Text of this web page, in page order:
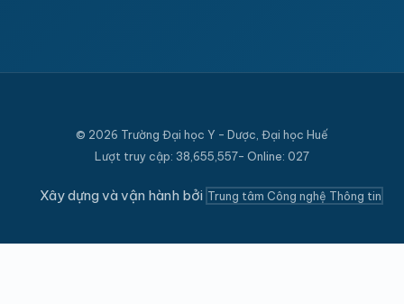
© 2026 Trường Đại học Y - Dược, Đại học Huế
Lượt truy cập: 38,655,557- Online: 027
Xây dựng và vận hành bởi Trung tâm Công nghệ Thông tin